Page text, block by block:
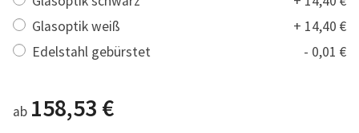
Glasoptik weiß
+ 14,40 €
Edelstahl gebürstet
- 0,01 €
ab 158,53 €